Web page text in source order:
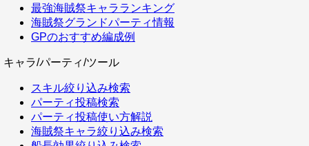
最強海賊祭キャラランキング
海賊祭グランドパーティ情報
GPのおすすめ編成例
キャラ/パーティ/ツール
スキル絞り込み検索
パーティ投稿検索
パーティ投稿使い方解説
海賊祭キャラ絞り込み検索